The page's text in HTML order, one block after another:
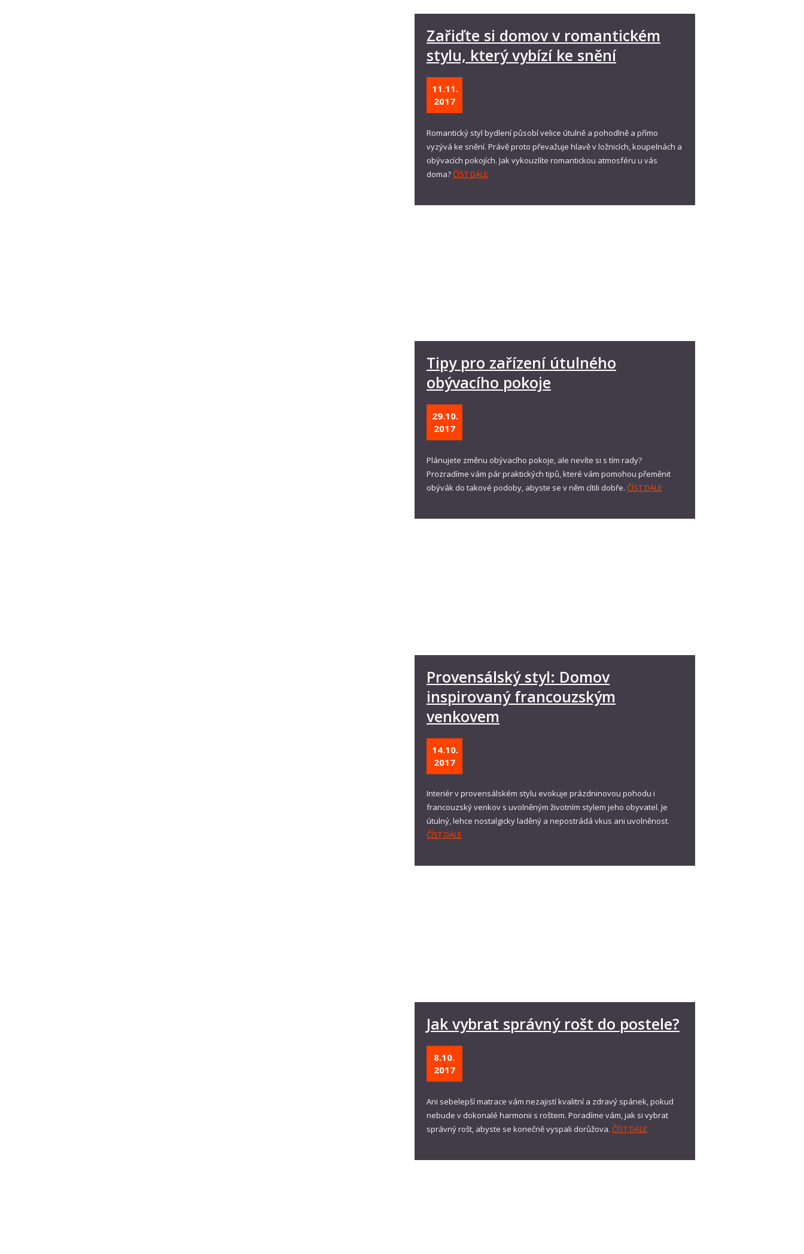
Zařiďte si domov v romantickém
stylu, který vybízí ke snění
11.11.
2017
Romantický styl bydlení působí velice útulně a pohodlně a přímo
vyzývá ke snění. Právě proto převažuje hlavě v ložnicích, koupelnách a
obývacích pokojích. Jak vykouzlíte romantickou atmosféru u vás
doma?ČÍST DÁLE
Tipy pro zařízení útulného
obývacího pokoje
29.10.
2017
Plánujete změnu obývacího pokoje, ale nevíte si s tím rady?
Prozradíme vám pár praktických tipů, které vám pomohou přeměnit
obývák do takové podoby, abyste se v něm cítili dobře. ČÍST DÁLE
Provensálský styl: Domov
inspirovaný francouzským
venkovem
14.10.
2017
Interiér v provensálském stylu evokuje prázdninovou pohodu i
francouzský venkov s uvolněným životním stylem jeho obyvatel. Je
útulný, lehce nostalgicky laděný a nepostrádá vkus ani uvolněnost.
ČÍST DÁLE
Jak vybrat správný rošt do postele?
8.10.
2017
Ani sebelepší matrace vám nezajistí kvalitní a zdravý spánek, pokud
nebude v dokonalé harmonii s roštem. Poradíme vám, jak si vybrat
správný rošt, abyste se konečně vyspali dorůžova. ČÍST DÁLE